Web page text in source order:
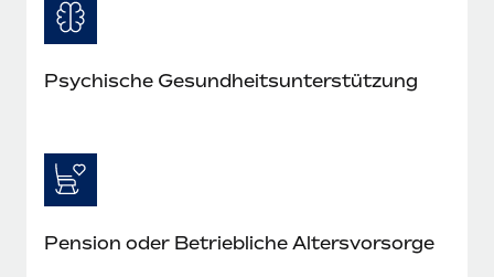
Psychische Gesund­heits­unterstützung
Pension oder Betriebliche Altersvorsorge